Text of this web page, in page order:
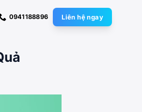
0941188896 Liên hệ ngay